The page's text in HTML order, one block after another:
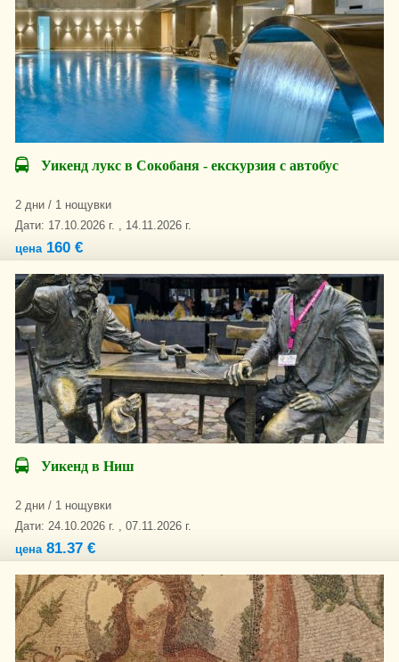
Уикенд лукс в Сокобаня - екскурзия с автобус
2 дни / 1 нощувки
Дати: 17.10.2026 г. , 14.11.2026 г.
цена160 €
Уикенд в Ниш
2 дни / 1 нощувки
Дати: 24.10.2026 г. , 07.11.2026 г.
цена81.37 €